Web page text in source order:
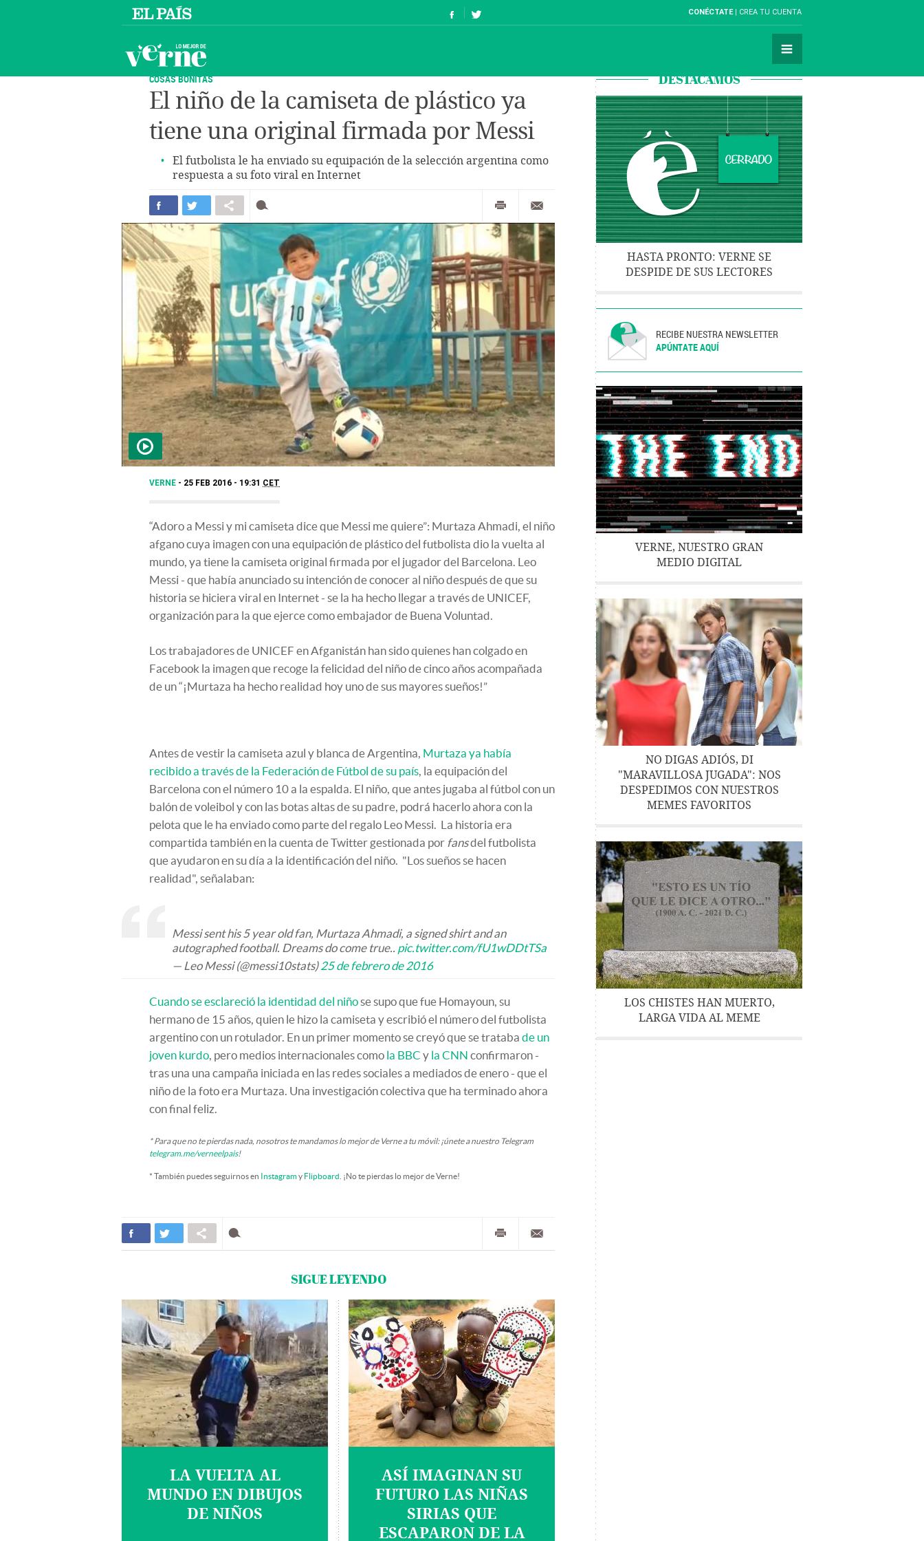
CONÉCTATE CREA TU CUENTA
COSAS BONITAS
El niño de la camiseta de plástico ya
tiene una original firmada por Messi
El futbolista le ha enviado su equipación de la selección argentina como
respuesta a su foto viral en Internet
VERNE 25 FEB 2016 - 19:31 CET
“Adoro a Messi y mi camiseta dice que Messi me quiere”: Murtaza Ahmadi, el niño
afgano cuya imagen con una equipación de plástico del futbolista dio la vuelta al
mundo, ya tiene la camiseta original firmada por el jugador del Barcelona. Leo
Messi - que había anunciado su intención de conocer al niño después de que su
historia se hiciera viral en Internet - se la ha hecho llegar a través de UNICEF,
organización para la que ejerce como embajador de Buena Voluntad.
Los trabajadores de UNICEF en Afganistán han sido quienes han colgado en
Facebook la imagen que recoge la felicidad del niño de cinco años acompañada
de un “¡Murtaza ha hecho realidad hoy uno de sus mayores sueños!”
Antes de vestir la camiseta azul y blanca de Argentina, Murtaza ya había
recibido a través de la Federación de Fútbol de su país, la equipación del
Barcelona con el número 10 a la espalda. El niño, que antes jugaba al fútbol con un
balón de voleibol y con las botas altas de su padre, podrá hacerlo ahora con la
pelota que le ha enviado como parte del regalo Leo Messi. La historia era
compartida también en la cuenta de Twitter gestionada por fansdel futbolista
que ayudaron en su día a la identificación del niño. "Los sueños se hacen
realidad", señalaban:
Messi sent his 5 year old fan, Murtaza Ahmadi, a signed shirt and an
autographed football. Dreams do come true.. pic.twitter.com/fU1wDDtTSa
— Leo Messi (@messi10stats)25 de febrero de 2016
Cuando se esclareció la identidad del niñose supo que fue Homayoun, su
hermano de 15 años, quien le hizo la camiseta y escribió el número del futbolista
argentino con un rotulador. En un primer momento se creyó que se trataba de un
joven kurdo, pero medios internacionales como la BBC y la CNN confirmaron -
tras una una campaña iniciada en las redes sociales a mediados de enero - que el
niño de la foto era Murtaza. Una investigación colectiva que ha terminado ahora
con final feliz.
* Para que no te pierdas nada, nosotros te mandamos lo mejor de Verne a tu móvil: ¡únete a nuestro Telegram
telegram.me/verneelpais!
* También puedes seguirnos en Instagramy Flipboard . ¡No te pierdas lo mejor de Verne!
SIGUE LEYENDO
LA VUELTA AL
MUNDO EN DIBUJOS
DE NIÑOS
ASÍ IMAGINAN SU
FUTURO LAS NIÑAS
SIRIAS QUE
ESCAPARON DE LA
DESTACAMOS
HASTA PRONTO: VERNE SE
DESPIDE DE SUS LECTORES
RECIBE NUESTRA NEWSLETTER
APÚNTATE AQUÍ
VERNE, NUESTRO GRAN
MEDIO DIGITAL
NO DIGAS ADIÓS, DI
"MARAVILLOSA JUGADA": NOS
DESPEDIMOS CON NUESTROS
MEMES FAVORITOS
LOS CHISTES HAN MUERTO,
LARGA VIDA AL MEME